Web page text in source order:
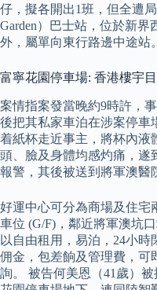
仔，擬各開出1班，但全遭
Garden）巴士站，位於新
外，屬單向東行路邊中途站。
富寧花園停車場: 香港樓宇
案情指案發當晚約9時許，
後把其私家車泊在涉案停車
着紙杯走近事主，將杯內液
頭、臉及身體均感灼痛，遂
報警，其後被送到將軍澳醫
好運中心可分為商場及住宅
車位 (G/F)，鄰近將軍澳坑
以自由租用，易泊，24小
佣金，包差餉及管理費，可
詢。 被告何美恩（41歲）